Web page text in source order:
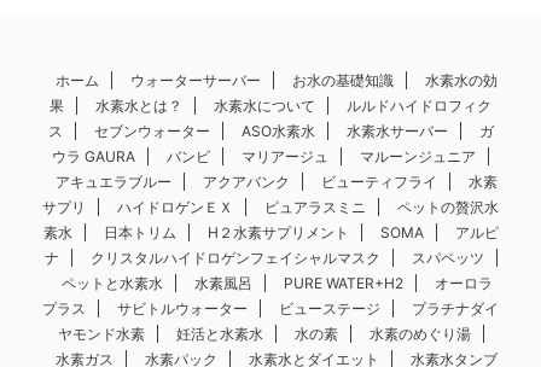
ホーム ウォーターサーバー お水の基礎知識
水素水の効
果
水素水とは？ 水素水について
ルルドハイドロフィク
ス
セブンウォーター ASO水素水 水素水サーバー
ガ
ウラ GAURA
バンビ マリアージュ
マルーンジュニア
アキュエラブルー
アクアバンク ビューティフライ
水素
サプリ
ハイドロゲンＥＸ ピュアラスミニ
ペットの贅沢水
素水
日本トリム H２水素サプリメント SOMA
アルピ
ナ
クリスタルハイドロゲンフェイシャルマスク
スパペッツ
ペットと水素水
水素風呂 PURE WATER+H2
オーロラ
プラス
サビトルウォーター ビューステージ
プラチナダイ
ヤモンド水素
妊活と水素水 水の素
水素のめぐり湯
水素ガス
水素パック 水素水とダイエット 水素水タンブ